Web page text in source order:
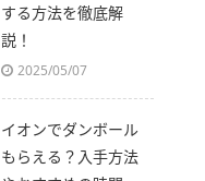
する方法を徹底解
説！
2025/05/07
イオンでダンボール
もらえる？入手方法